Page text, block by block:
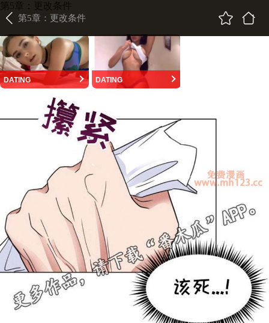
第5章：更改条件
第5章：更改条件
DATING DATING